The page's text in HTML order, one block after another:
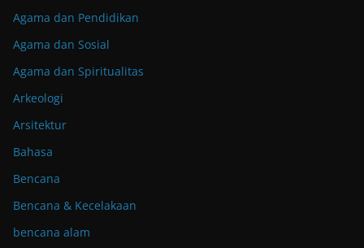
Agama dan Pendidikan
Agama dan Sosial
Agama dan Spiritualitas
Arkeologi
Arsitektur
Bahasa
Bencana
Bencana & Kecelakaan
bencana alam